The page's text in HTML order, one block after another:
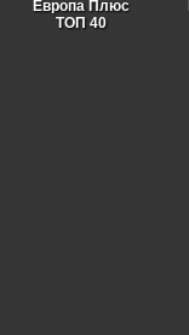
Европа Плюс
ТОП 40